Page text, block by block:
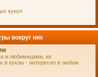
кукол
вокруг них
и любимицами, их
в куклы - интересно в любом